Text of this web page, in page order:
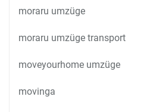
moraru umzüge
moraru umzüge transport
moveyourhome umzüge
movinga